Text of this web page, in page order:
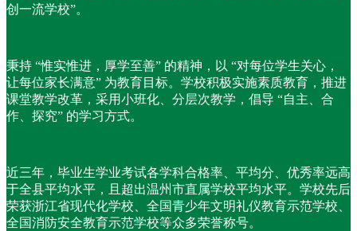
创一流学校”。
秉持 “惟实惟进，厚学至善” 的精神，以 “对每位学生关心，
让每位家长满意” 为教育目标。学校积极实施素质教育，推进
课堂教学改革，采用小班化、分层次教学，倡导 “自主、合
作、探究” 的学习方式。
近三年，毕业生学业考试各学科合格率、平均分、优秀率远高
于全县平均水平，且超出温州市直属学校平均水平。学校先后
荣获浙江省现代化学校、全国青少年文明礼仪教育示范学校、
全国消防安全教育示范学校等众多荣誉称号。